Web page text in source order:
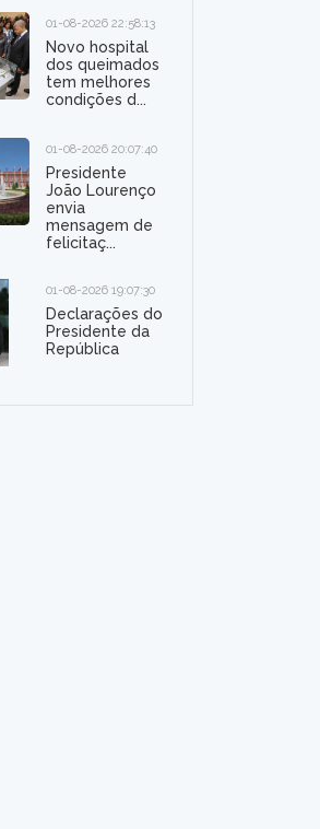
01-08-2026 22:58:13
Novo hospital
dos queimados
tem melhores
condições d...
01-08-2026 20:07:40
Presidente
João Lourenço
envia
mensagem de
felicitaç...
01-08-2026 19:07:30
Declarações do
Presidente da
República